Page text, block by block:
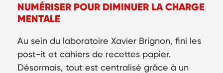
NUMÉRISER POUR DIMINUER LA CHARGE
MENTALE
Au sein du laboratoire Xavier Brignon, fini les
post-it et cahiers de recettes papier.
Désormais, tout est centralisé grâce à un